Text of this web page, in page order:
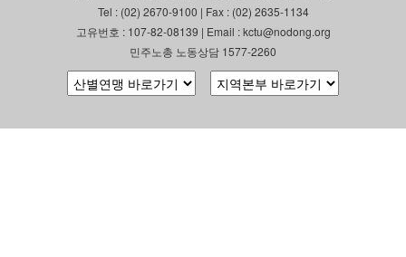
Tel : (02) 2670-9100 | Fax : (02) 2635-1134
고유번호 : 107-82-08139 | Email : kctu@nodong.org
민주노총 노동상담 1577-2260